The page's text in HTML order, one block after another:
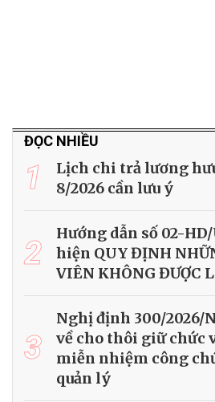
ĐỌC NHIỀU
1
Lịch chi trả lương
8/2026 cần lưu ý
2
Hướng dẫn số 02-
hiện QUY ĐỊNH
VIÊN KHÔNG ĐƯỢC
3
Nghị định 300/2026/
về cho thôi giữ chức
miễn nhiệm công
quản lý